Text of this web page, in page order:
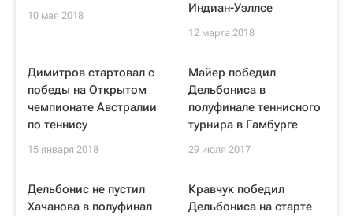
10 мая 2018
Индиан-Уэллсе
12 марта 2018
Димитров стартовал с
победы на Открытом
чемпионате Австралии
по теннису
15 января 2018
Майер победил
Дельбониса в
полуфинале теннисного
турнира в Гамбурге
29 июля 2017
Дельбонис не пустил
Хачанова в полуфинал
Кравчук победил
Дельбониса на старте